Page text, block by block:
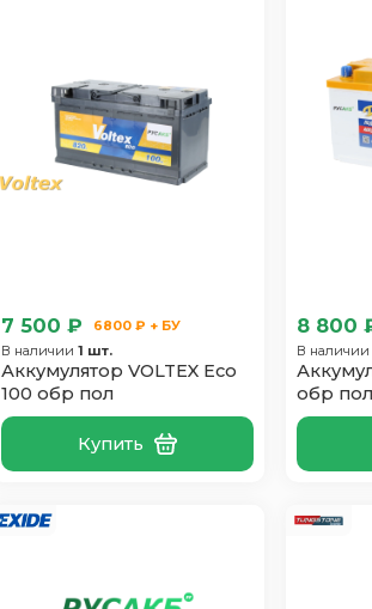
7 500 ₽
6800 ₽ + БУ
В наличии1 шт.
Аккумулятор VOLTEX Eco
100 обр пол
Купить
8 800
В наличии
обр пол